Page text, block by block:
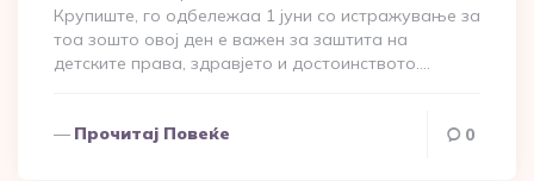
Крупиште, го одбележаа 1 јуни со истражување за
тоа зошто овој ден е важен за заштита на
детските права, здравјето и достоинството….
Прочитај Повеќе 0